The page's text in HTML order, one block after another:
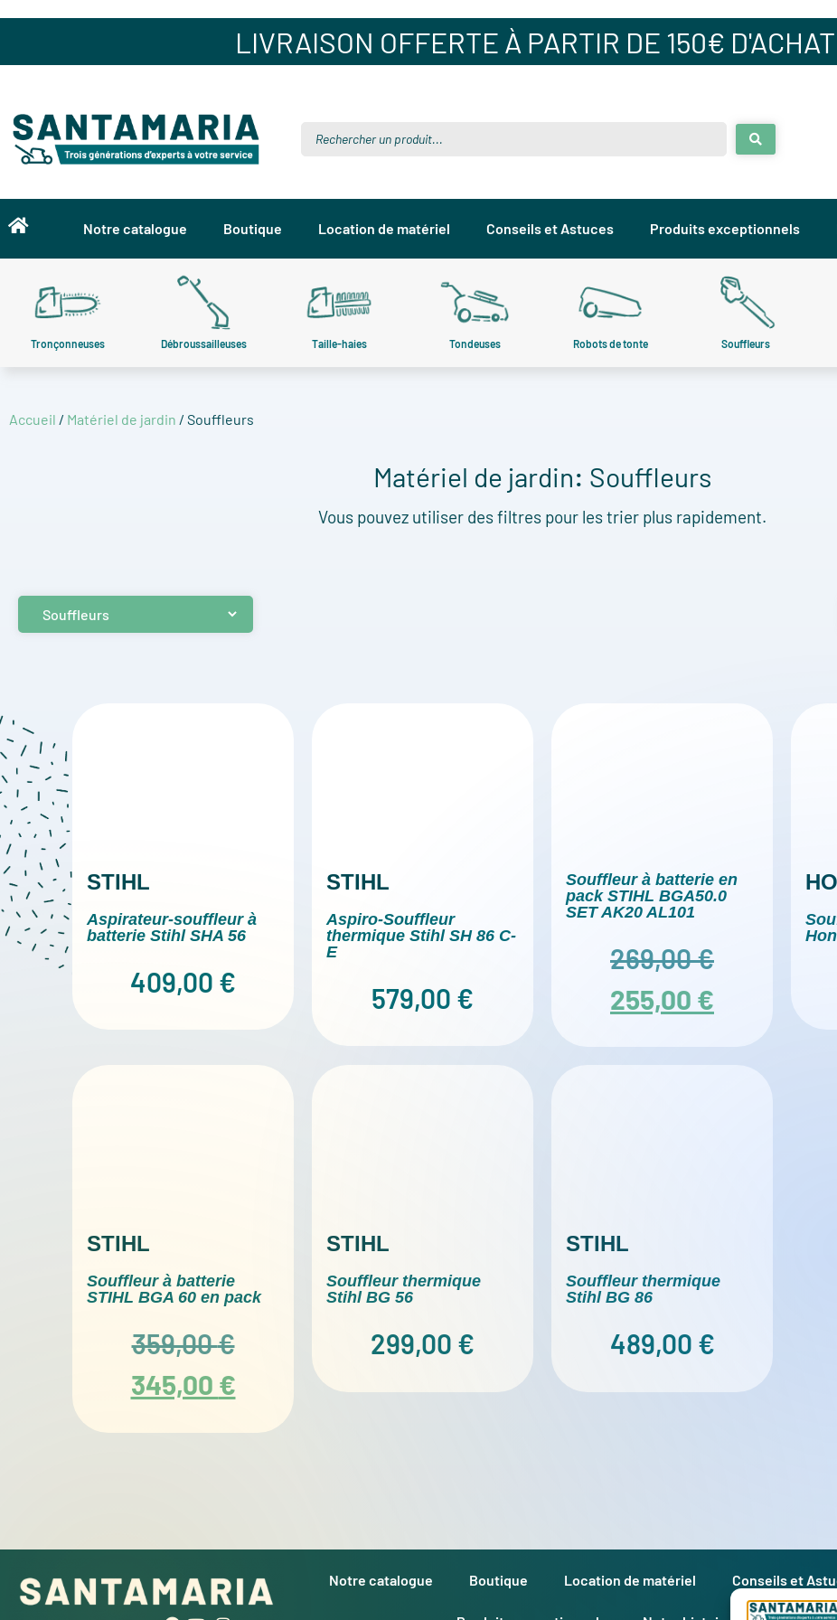
LIVRAISON OFFERTE À PARTIR DE 150€
Notre catalogue Boutique Location de matériel Conseils et Astuces Produits exceptionnels
Tronçonneuses
Tronçonneuses Débroussailleuses
Débroussailleuses Taille-haies
Taille-haies Tondeuses
Tondeuses Robots de tonte
Robots de tonte Souffleurs
Souffleurs
Accueil / Matériel de jardin / Souffleurs
Matériel de jardin: Souffleurs
Vous pouvez utiliser des filtres pour les trier plus rapidement.
STIHL
Aspirateur-souffleur à
batterie Stihl SHA 56
409,00 €
STIHL
Aspiro-Souffleur
thermique Stihl SH 86 C-
E
579,00 €
Souffleur à batterie en
pack STIHL BGA50.0
SET AK20 AL101
269,00€
255,00 €
STIHL
Souffleur à batterie
STIHL BGA 60 en pack
359,00€
345,00 €
STIHL
Souffleur thermique
Stihl BG 56
299,00 €
STIHL
Souffleur thermique
Stihl BG 86
489,00 €
Notre catalogue Boutique Location de matériel Conseils et